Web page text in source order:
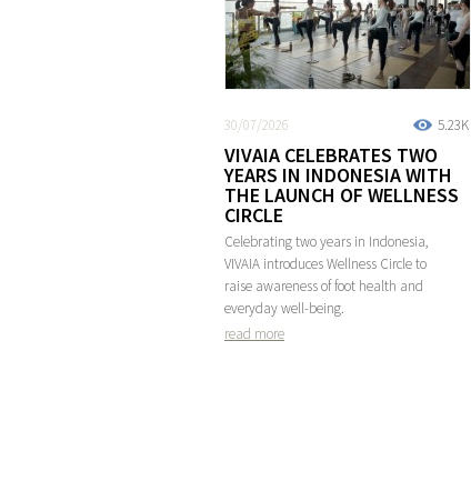
5.23K
30/07/2026
VIVAIA CELEBRATES TWO
YEARS IN INDONESIA WITH
THE LAUNCH OF WELLNESS
CIRCLE
Celebrating two years in Indonesia,
VIVAIA introduces Wellness Circle to
raise awareness of foot health and
everyday well-being.
read more